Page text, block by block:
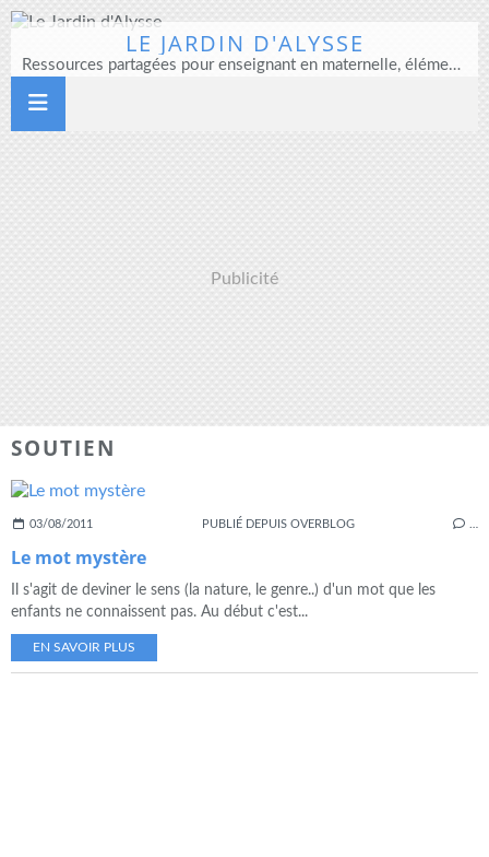
LE JARDIN D'ALYSSE
Ressources partagées pour enseignant en maternelle, élémentaire et direction d'école
Publicité
SOUTIEN
03/08/2011 PUBLIÉ DEPUIS OVERBLOG
Le mot mystère
Il s'agit de deviner le sens (la nature, le genre..) d'un mot que les
enfants ne connaissent pas. Au début c'est...
EN SAVOIR PLUS